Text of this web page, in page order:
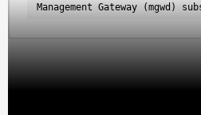
Management Gateway